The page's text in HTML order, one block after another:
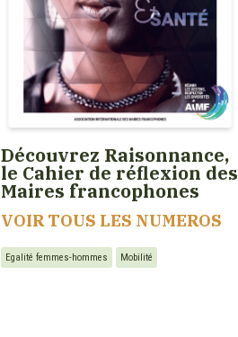
Découvrez Raisonnance,
le Cahier de réflexion des
Maires francophones
VOIR TOUS LES NUMEROS
Egalité femmes-hommes Mobilité